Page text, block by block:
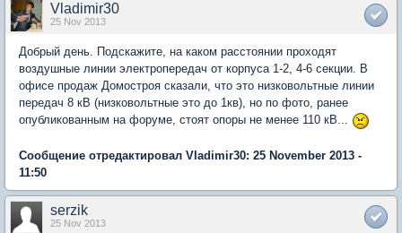
Vladimir30
25 Nov 2013
Добрый день. Подскажите, на каком расстоянии проходят
воздушные линии электропередач от корпуса 1-2, 4-6 секции. В
офисе продаж Домостроя сказали, что это низковольтные линии
передач 8 кВ (низковольтные это до 1кв), но по фото, ранее
опубликованным на форуме, стоят опоры не менее 110 кВ...
Сообщение отредактировал Vladimir30: 25 November 2013 -
11:50
serzik
25 Nov 2013